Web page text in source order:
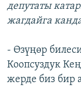
депутаты
жагдайга
- Өзүңөр
Коопсуздук
жерде биз бир